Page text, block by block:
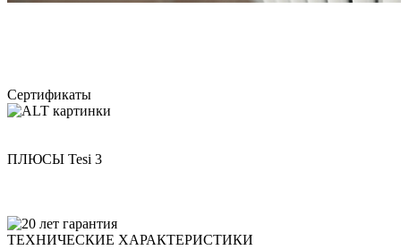
Сертификаты
ПЛЮСЫ Tesi 3
ТЕХНИЧЕСКИЕ ХАРАКТЕРИСТИКИ